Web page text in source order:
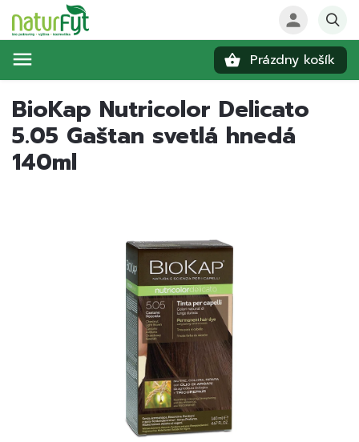
Prázdny košík
BioKap Nutricolor Delicato
5.05 Gaštan svetlá hnedá
140ml